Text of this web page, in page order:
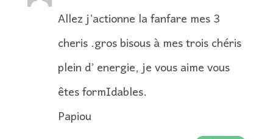
Allez j’actionne la fanfare mes 3
cheris .gros bisous à mes trois chéris
plein d’ energie, je vous aime vous
êtes formIdables.
Papiou